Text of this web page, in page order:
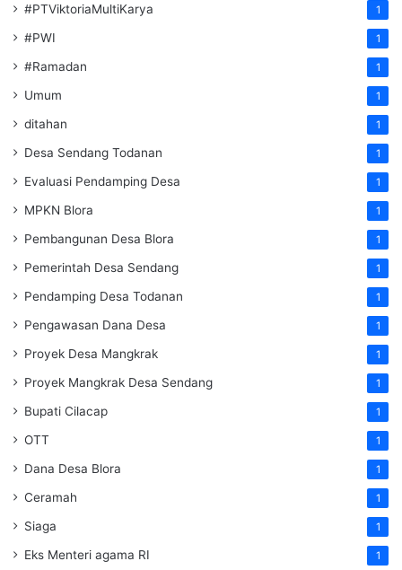
#PTViktoriaMultiKarya 1
#PWI 1
#Ramadan 1
Umum 1
ditahan 1
Desa Sendang Todanan 1
Evaluasi Pendamping Desa 1
MPKN Blora 1
Pembangunan Desa Blora 1
Pemerintah Desa Sendang 1
Pendamping Desa Todanan 1
Pengawasan Dana Desa 1
Proyek Desa Mangkrak 1
Proyek Mangkrak Desa Sendang 1
Bupati Cilacap 1
OTT 1
Dana Desa Blora 1
Ceramah 1
Siaga 1
Eks Menteri agama RI 1